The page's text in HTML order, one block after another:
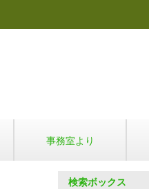
事務室より
検索ボックス